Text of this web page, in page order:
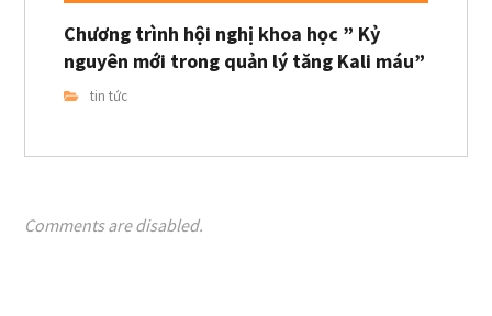
Chương trình hội nghị khoa học ” Kỷ
nguyên mới trong quản lý tăng Kali máu”
tin tức
Comments are disabled.